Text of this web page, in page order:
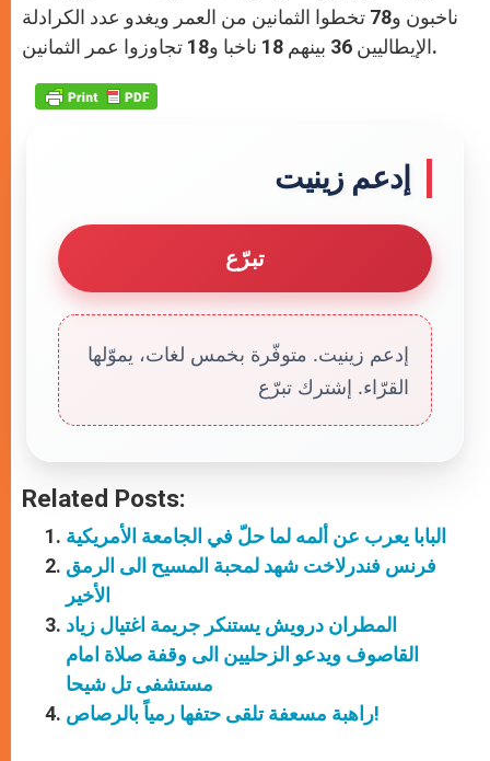
ناخبون و78 تخطوا الثمانين من العمر ويغدو عدد الكرادلة
الإيطاليين 36 بينهم 18 ناخبا و18 تجاوزوا عمر الثمانين.
إدعم زينيت
تبرّع
إدعم زينيت. متوفّرة بخمس لغات، يموّلها
القرّاء. إشترك تبرّع
Related Posts:
البابا يعرب عن ألمه لما حلّ في الجامعة الأمريكية
فرنس فندرلاخت شهد لمحبة المسيح الى الرمق
الأخير
المطران درويش يستنكر جريمة اغتيال زياد
القاصوف ويدعو الزحليين الى وقفة صلاة امام
مستشفى تل شيحا
راهبة مسعفة تلقى حتفها رمياً بالرصاص!